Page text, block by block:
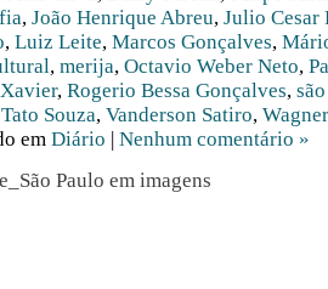
, João Henrique Abreu, Julio Cesar
, Luiz Leite, Marcos Gonçalves,
, merija, Octavio Weber Neto,
, Rogerio Bessa Gonçalves,
Tato Souza, Vanderson Satiro,
em Diário | Nenhum comentário »